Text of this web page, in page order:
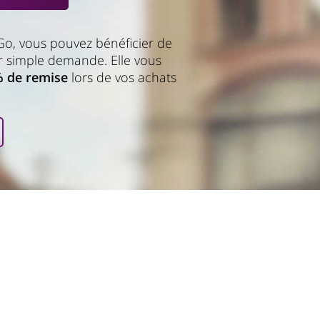
vous pouvez bénéficier de
demande. Elle vous
de remise lors de vos achats